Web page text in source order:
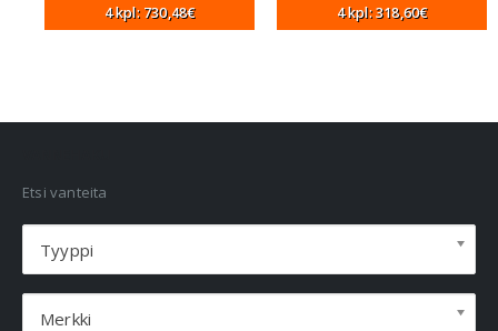
4 kpl: 730,48€ 4 kpl: 318,60€
Etsi vanteita
Tyyppi
Merkki